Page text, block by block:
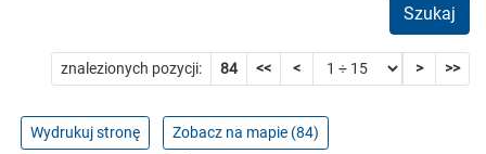
Szukaj
znalezionych pozycji: 84 << < > >>
Wydrukuj stronę Zobacz na mapie (84)